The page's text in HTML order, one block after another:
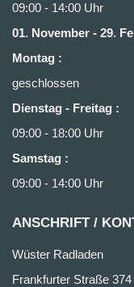
09:00 - 14:00 Uhr
01. November - 29.
Montag :
geschlossen
Dienstag - Freitag :
09:00 - 18:00 Uhr
Samstag :
09:00 - 14:00 Uhr
ANSCHRIFT /
Wüster Radladen
Frankfurter Straße 374